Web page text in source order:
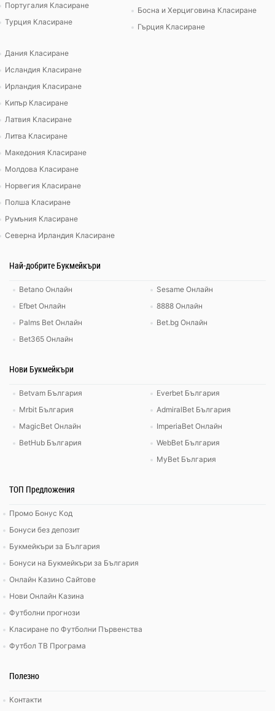
Португалия Класиране
Турция Класиране
Босна и Херциговина Класиране
Гърция Класиране
Дания Класиране
Исландия Класиране
Ирландия Класиране
Кипър Класиране
Латвия Класиране
Литва Класиране
Македония Класиране
Молдова Класиране
Норвегия Класиране
Полша Класиране
Румъния Класиране
Северна Ирландия Класиране
Най-добрите Букмейкъри
Betano Онлайн
Efbet Онлайн
Palms Bet Онлайн
Bet365 Онлайн
Sesame Онлайн
8888 Онлайн
Bet.bg Онлайн
Нови Букмейкъри
Betvam България
Mrbit България
MagicBet Онлайн
BetHub България
Everbet България
AdmiralBet България
ImperiaBet Онлайн
WebBet България
MyBet България
ТОП Предложения
Промо Бонус Код
Бонуси без депозит
Букмейкъри за България
Бонуси на Букмейкъри за България
Онлайн Казино Сайтове
Нови Онлайн Казина
Футболни прогнози
Класиране по Футболни Първенства
Футбол ТВ Програма
Полезно
Контакти